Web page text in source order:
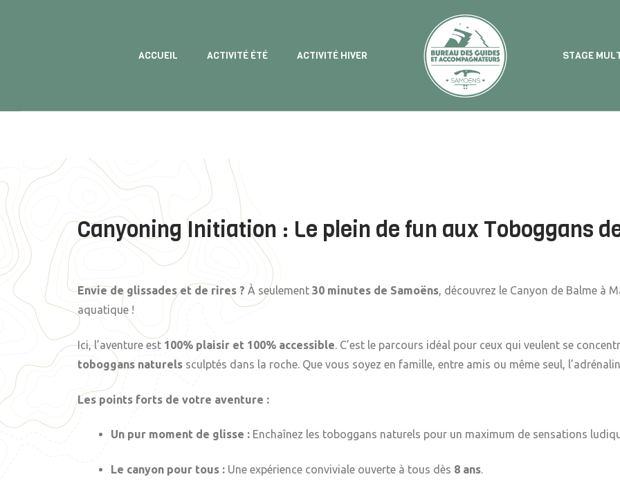
ACCUEIL ACTIVITÉ ÉTÉ ACTIVITÉ HIVER STAGE
Canyoning Initiation : Le plein de fun aux Toboggans
Envie de glissades et de rires ? À seulement 30 minutes de Samoëns, découvrez le Canyon de Balme à
aquatique !
Ici, l’aventure est 100% plaisir et 100% accessible. C’est le parcours idéal pour ceux qui veulent se
toboggans naturels sculptés dans la roche. Que vous soyez en famille, entre amis ou même seul,
Les points forts de votre aventure :
Un pur moment de glisse : Enchaînez les toboggans naturels pour un maximum de sensations
Le canyon pour tous : Une expérience conviviale ouverte à tous dès 8 ans.